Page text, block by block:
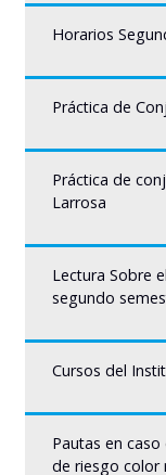
Horarios
Práctica de
Práctica de
Larrosa
Lectura Sobre
segundo
Cursos del
Pautas en
de riesgo color